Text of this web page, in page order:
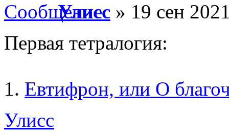
Улисс » 19 сен
Первая тетралогия:
1. Евтифрон, или О
Улисс